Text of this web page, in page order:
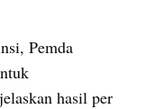
Pemda
hasil per